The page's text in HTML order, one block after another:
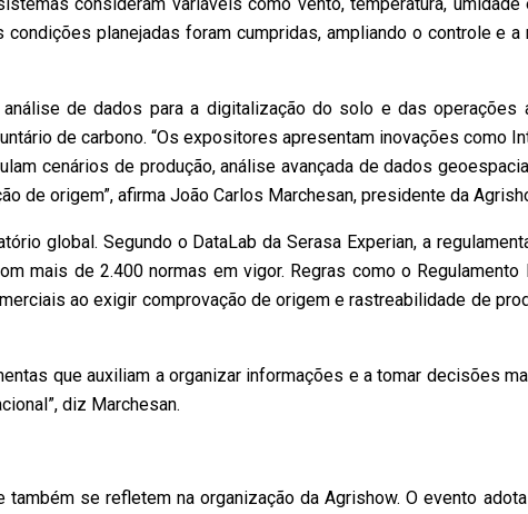
planejadas foram cumpridas, ampliando o controle e
de dados para a digitalização do solo e das operações
de carbono. “Os expositores apresentam inovações como
cenários de produção, análise avançada de dados
de origem”, afirma João Carlos Marchesan, presidente da
global. Segundo o DataLab da Serasa Experian, a
mais de 2.400 normas em vigor. Regras como o
ao exigir comprovação de origem e rastreabilidade de
que auxiliam a organizar informações e a tomar decisões
diz Marchesan.
se refletem na organização da Agrishow. O evento